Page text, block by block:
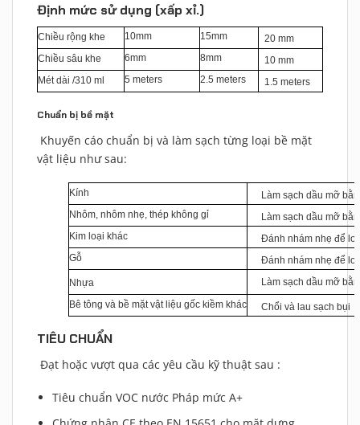
Định mức sử dụng (xấp xỉ.)
Chiều rộng khe 10mm 15mm
20 mm
Chiều sâu khe
6mm 8mm
10 mm
Mét dài /310 ml
5 meters 2.5 meters 1.5 meters
Chuẩn bị bề mặt
Khuyến cáo chuẩn bị và làm sạch từng loại bề mặt
vật liệu như sau:
Kính
Làm sạch dầu mỡ
Nhôm, nhôm nhẹ, thép không gỉ
Làm sạch dầu mỡ
Kim loại khác
Đánh nhám nhẹ để
Gỗ
Đánh nhám nhẹ để
Nhựa
Làm sạch dầu mỡ
Bê tông và bề mặt vật liệu gốc kiềm khác
Chổi và lau sạch bụi
TIÊU CHUẨN
Đạt hoặc vượt qua các yêu cầu kỹ thuật sau :
Tiêu chuẩn VOC nước Pháp mức A+